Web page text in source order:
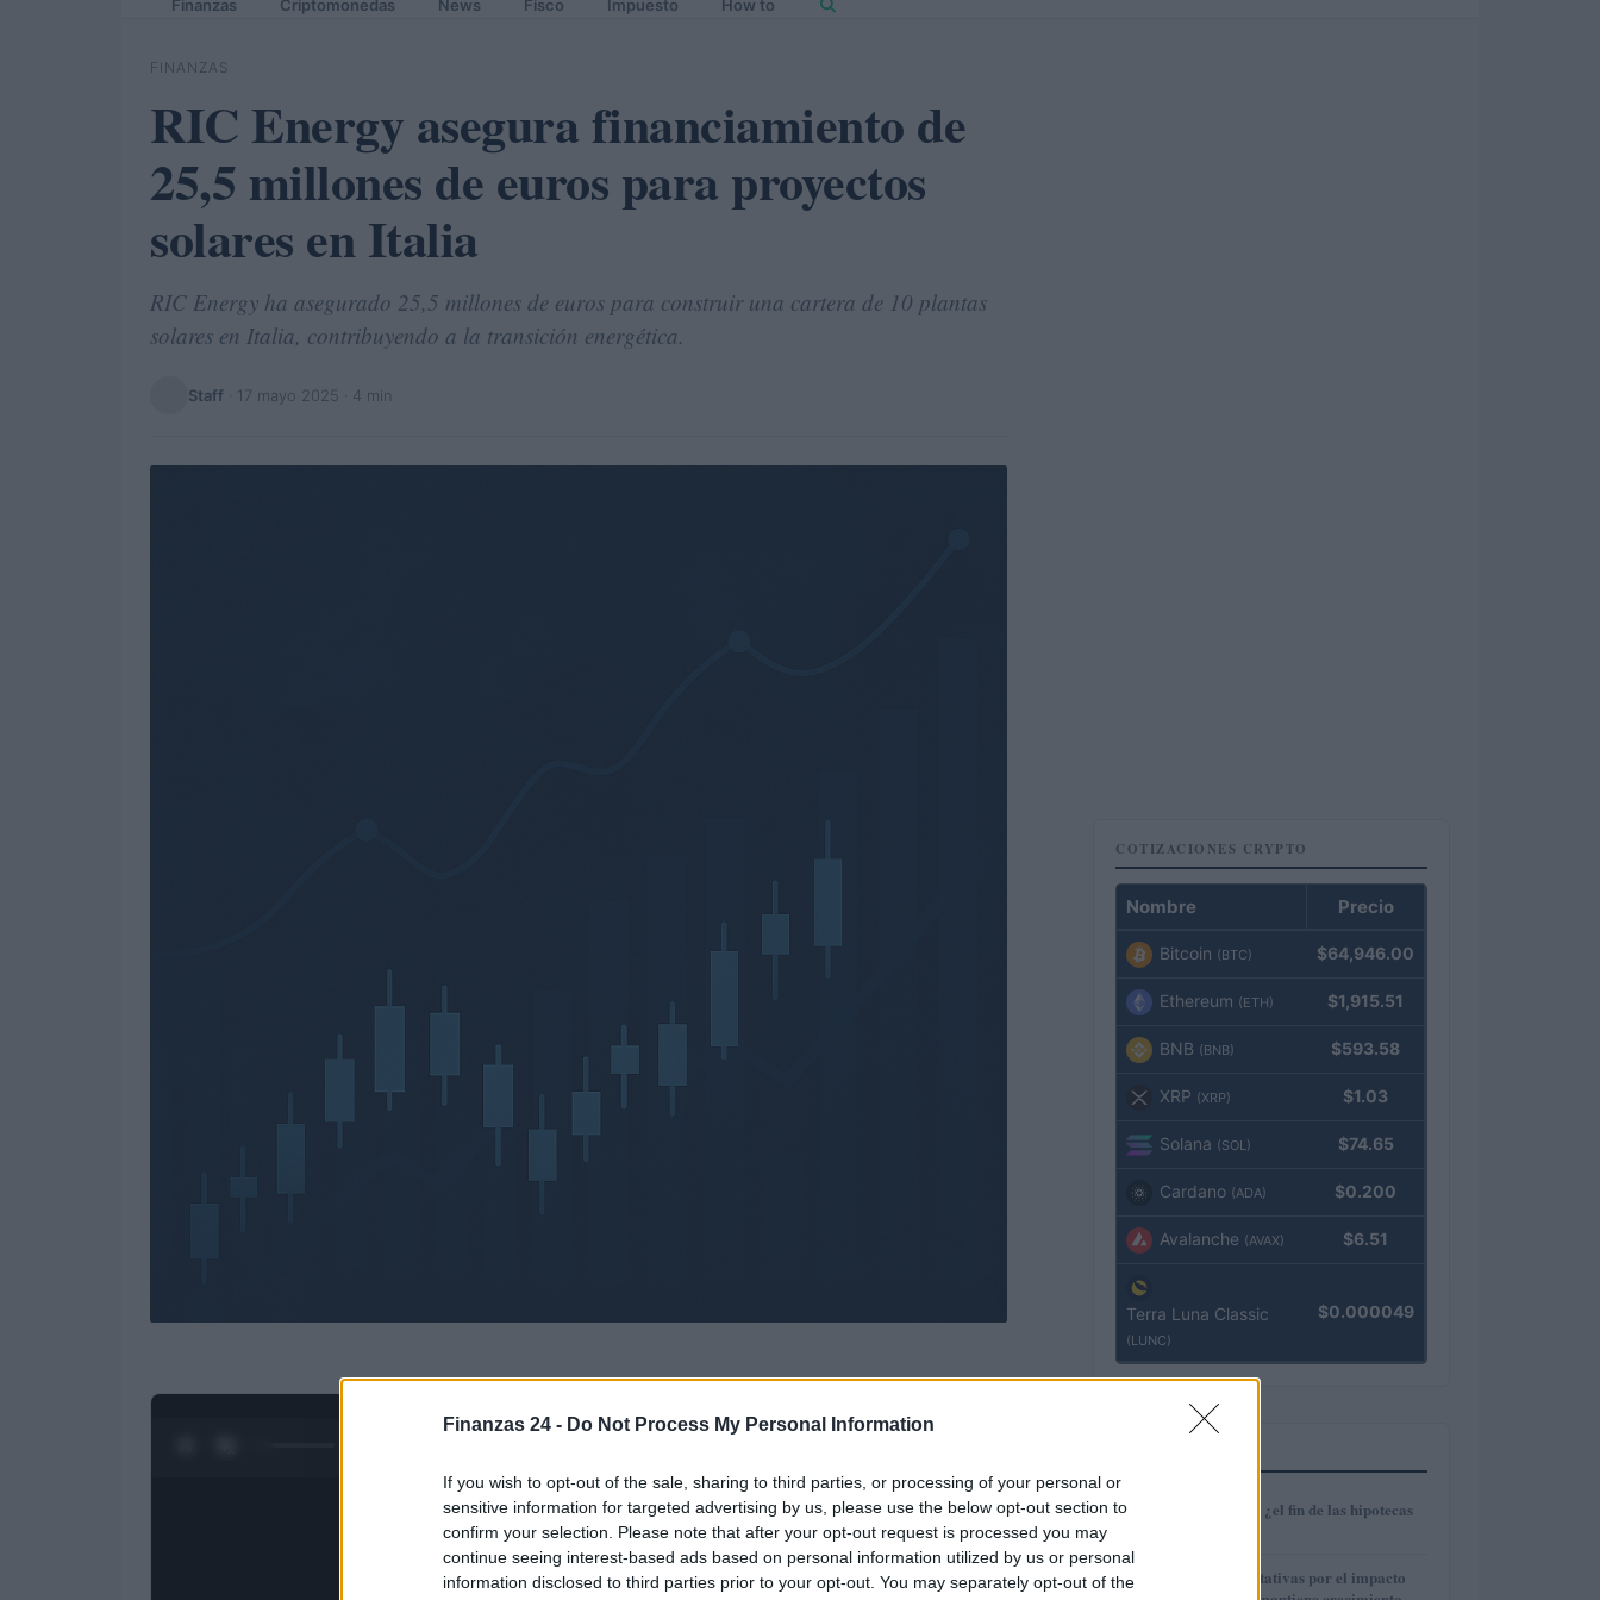
Finanzas 24 - Do Not Process My Personal Information
If you wish to opt-out of the sale, sharing to third parties, or processing of your personal or
sensitive information for targeted advertising by us, please use the below opt-out section to
confirm your selection. Please note that after your opt-out request is processed you may
continue seeing interest-based ads based on personal information utilized by us or personal
information disclosed to third parties prior to your opt-out. You may separately opt-out of the
Finanzas Criptomonedas News Fisco Impuesto How to
FINANZAS
RIC Energy asegura financiamiento de
25,5 millones de euros para proyectos
solares en Italia
RIC Energy ha asegurado 25,5 millones de euros para construir una cartera de 10 plantas
solares en Italia, contribuyendo a la transición energética.
Staff 17 mayo 2025 · 4 min
COTIZACIONES CRYPTO
Nombre Precio
Bitcoin (BTC) $64,946.00
Ethereum (ETH) $1,915.51
BNB (BNB) $593.58
XRP (XRP) $1.03
Solana (SOL) $74.65
Cardano (ADA) $0.200
Avalanche (AVAX) $6.51
Terra Luna Classic
(LUNC)
$0.000049
1
Euríbor en caída: ¿el fin de las hipotecas
2
IAG reduce expectativas por el impacto